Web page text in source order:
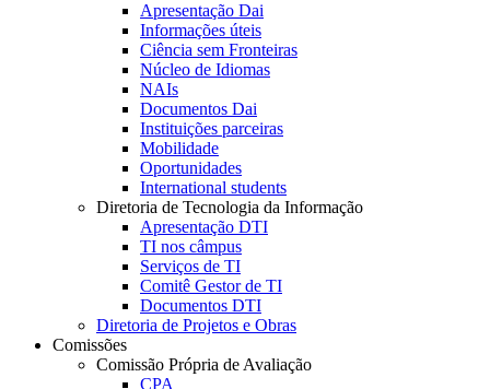
Apresentação Dai
Informações úteis
Ciência sem Fronteiras
Núcleo de Idiomas
NAIs
Documentos Dai
Instituições parceiras
Mobilidade
Oportunidades
International students
Diretoria de Tecnologia da Informação
Apresentação DTI
TI nos câmpus
Serviços de TI
Comitê Gestor de TI
Documentos DTI
Diretoria de Projetos e Obras
Comissões
Comissão Própria de Avaliação
CPA